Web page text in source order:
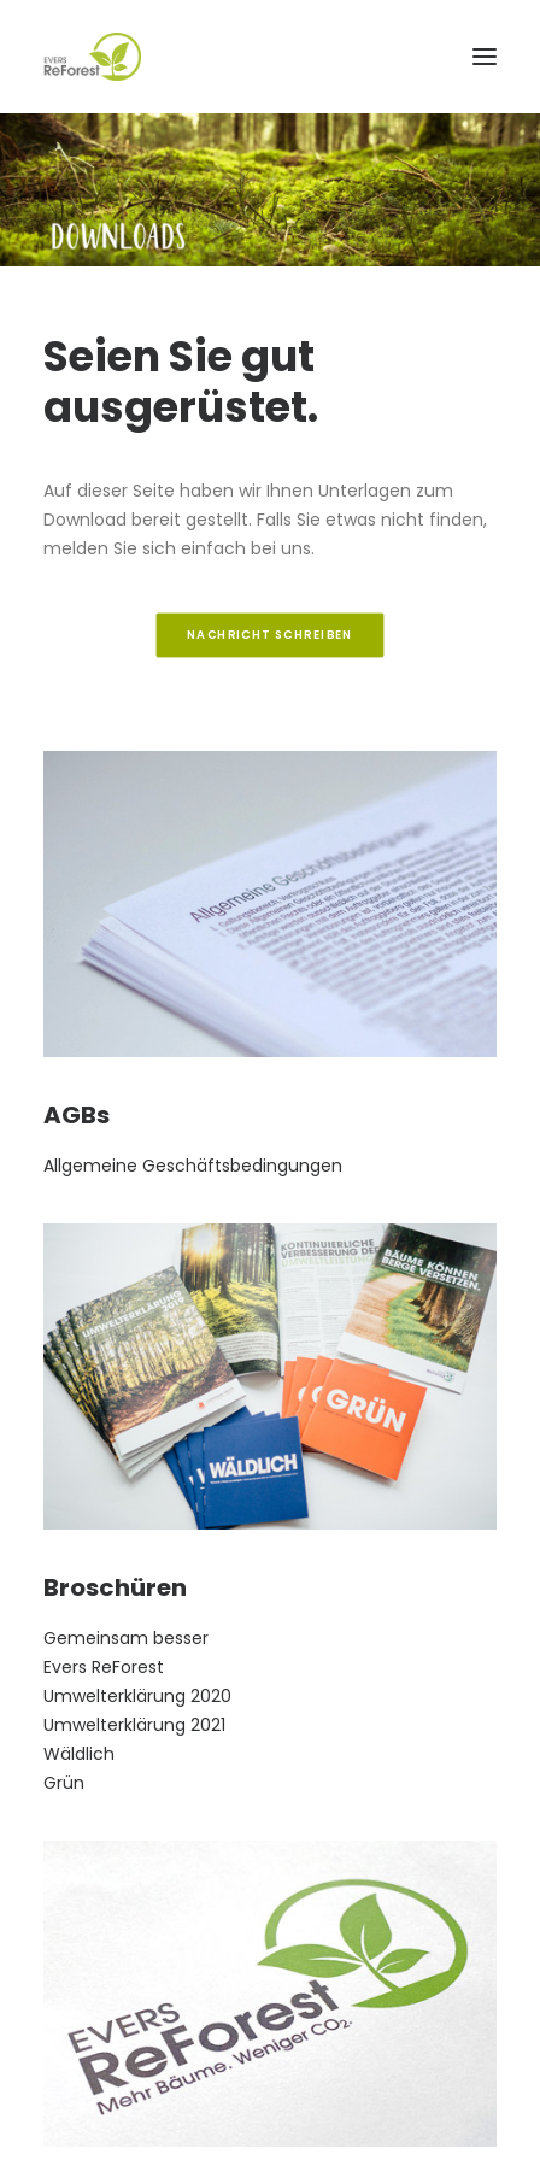
Evers ReForest
Aufforstung
CO₂-Kompensator
Referenzen
Downloads
Seien Sie gut
ausgerüstet.
Auf dieser Seite haben wir Ihnen Unterlagen zum
Download bereit gestellt. Falls Sie etwas nicht finden,
melden Sie sich einfach bei uns.
NACHRICHT SCHREIBEN
AGBs
Allgemeine Geschäftsbedingungen
Broschüren
Gemeinsam besser
Evers ReForest
Umwelterklärung 2020
Umwelterklärung 2021
Wäldlich
Grün